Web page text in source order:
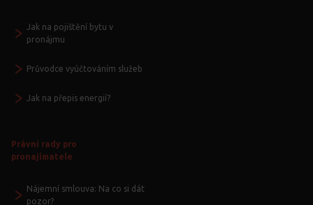
Jak na pojištění bytu v
pronájmu
Průvodce vyúčtováním služeb
Jak na přepis energií?
Právní rady pro
pronajímatele
Nájemní smlouva: Na co si dát
pozor?